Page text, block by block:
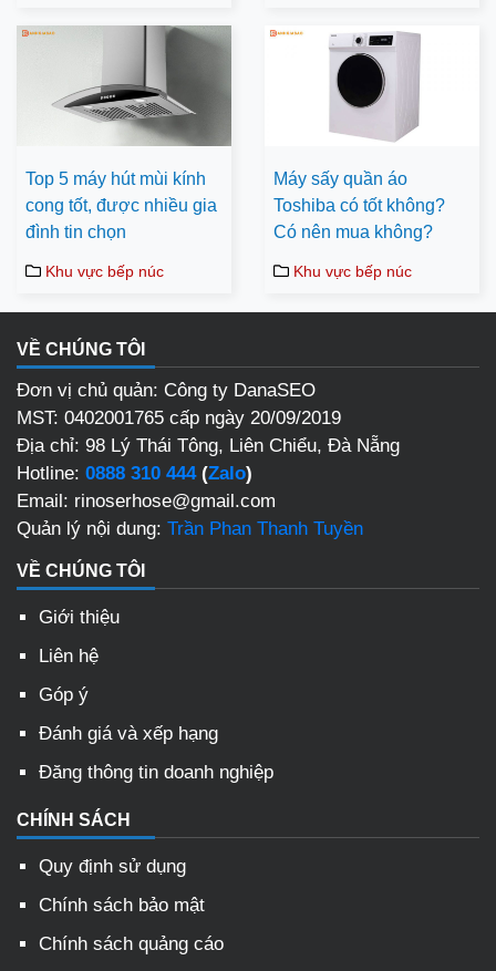
Top 5 máy hút mùi kính
cong tốt, được nhiều gia
đình tin chọn
Khu vực bếp núc
Máy sấy quần áo
Toshiba có tốt không?
Có nên mua không?
Khu vực bếp núc
VỀ CHÚNG TÔI
Đơn vị chủ quản: Công ty DanaSEO
MST: 0402001765 cấp ngày 20/09/2019
Địa chỉ: 98 Lý Thái Tông, Liên Chiểu, Đà Nẵng
Hotline: 0888 310 444(Zalo)
Email: rinoserhose@gmail.com
Quản lý nội dung: Trần Phan Thanh Tuyền
VỀ CHÚNG TÔI
Giới thiệu
Liên hệ
Góp ý
Đánh giá và xếp hạng
Đăng thông tin doanh nghiệp
CHÍNH SÁCH
Quy định sử dụng
Chính sách bảo mật
Chính sách quảng cáo